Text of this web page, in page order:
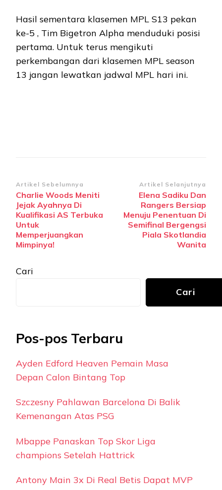
Hasil sementara klasemen MPL S13 pekan
ke-5 , Tim Bigetron Alpha menduduki posisi
pertama. Untuk terus mengikuti
perkembangan dari klasemen MPL season
13 jangan lewatkan jadwal MPL hari ini.
Navigasi
Artikel
Artikel Sebelumnya
Charlie Woods Meniti
Jejak Ayahnya Di
Kualifikasi AS Terbuka
Untuk
Memperjuangkan
Mimpinya!
Artikel Selanjutnya
Elena Sadiku Dan
Rangers Bersiap
Menuju Penentuan Di
Semifinal Bergengsi
Piala Skotlandia
Wanita
Cari
Cari
Pos-pos Terbaru
Ayden Edford Heaven Pemain Masa
Depan Calon Bintang Top
Szczesny Pahlawan Barcelona Di Balik
Kemenangan Atas PSG
Mbappe Panaskan Top Skor Liga
champions Setelah Hattrick
Antony Main 3x Di Real Betis Dapat MVP